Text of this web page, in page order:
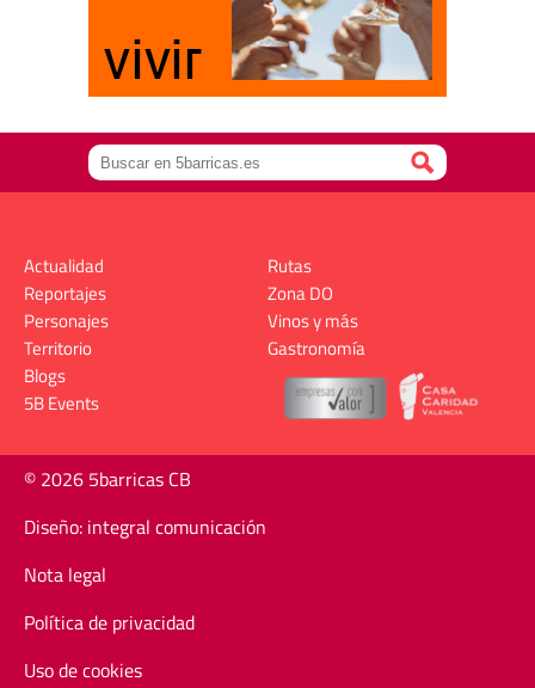
Actualidad
Reportajes
Personajes
Territorio
Rutas
Zona DO
Vinos y más
Gastronomía
Blogs
5B Events
© 2026 5barricas CB
Diseño: integral comunicación
Nota legal
Política de privacidad
Uso de cookies